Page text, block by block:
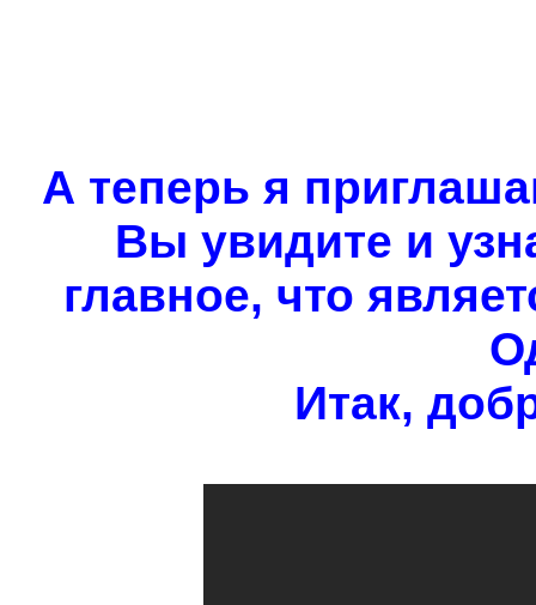
А теперь я
Вы увидите и
главное, что
Итак,